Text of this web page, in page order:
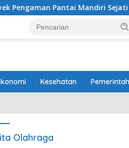
Pantai Mandiri Sejati Sudah
Kesehatan
Olahraga